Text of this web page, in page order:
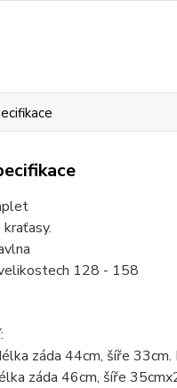
128 - 158
záda 44cm, šíře
záda 46cm, šíře